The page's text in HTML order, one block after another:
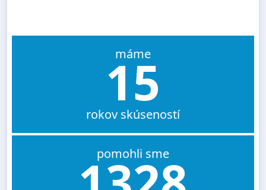
máme
15
rokov skúseností
pomohli sme